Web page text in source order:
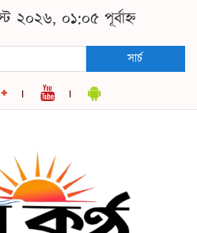
২০২৬, ০১:০৫ পূর্বাহ্ন
সার্চ